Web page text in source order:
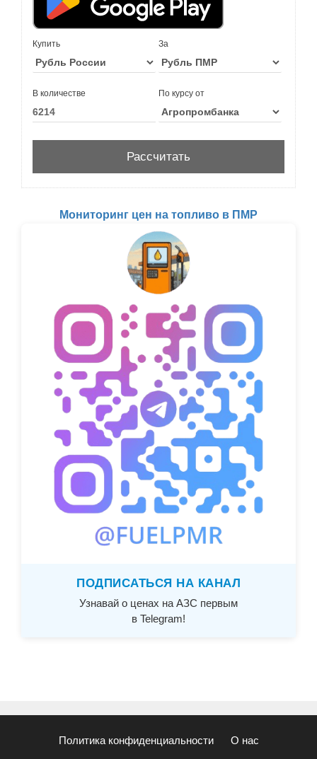
Купить За
В количестве По курсу от
Мониторинг цен на топливо в ПМР
ПОДПИСАТЬСЯ НА КАНАЛ
Узнавай о ценах на АЗС первым
в Telegram!
Политика конфиденциальности О нас